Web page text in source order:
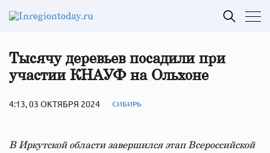
Тысячу деревьев посадили при
участии КНАУФ на Ольхоне
4:13, 03 ОКТЯБРЯ 2024 СИБИРЬ
В Иркутской области завершился этап Всероссийской